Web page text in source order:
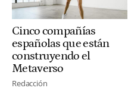
Cinco compañías
españolas que están
construyendo el
Metaverso
Redacción